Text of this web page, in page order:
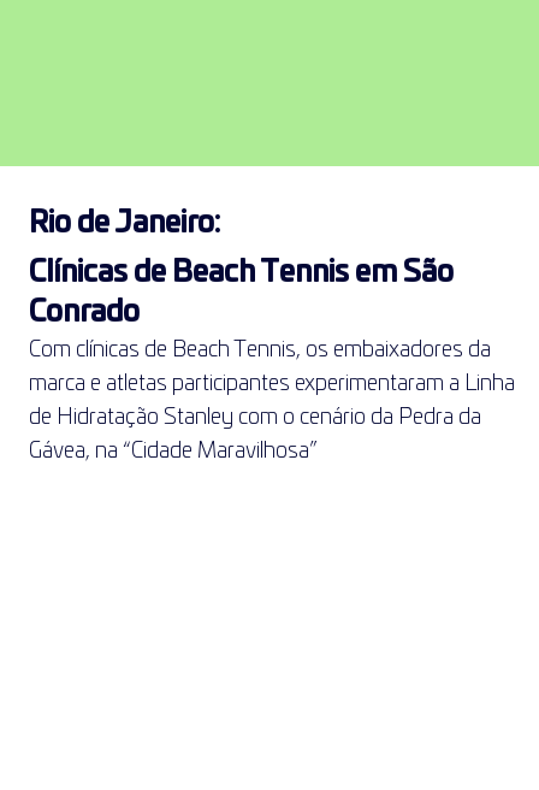
Rio de Janeiro:
Clínicas de Beach Tennis em São
Conrado
Com clínicas de Beach Tennis, os embaixadores da
marca e atletas participantes experimentaram a Linha
de Hidratação Stanley com o cenário da Pedra da
Gávea, na “Cidade Maravilhosa”